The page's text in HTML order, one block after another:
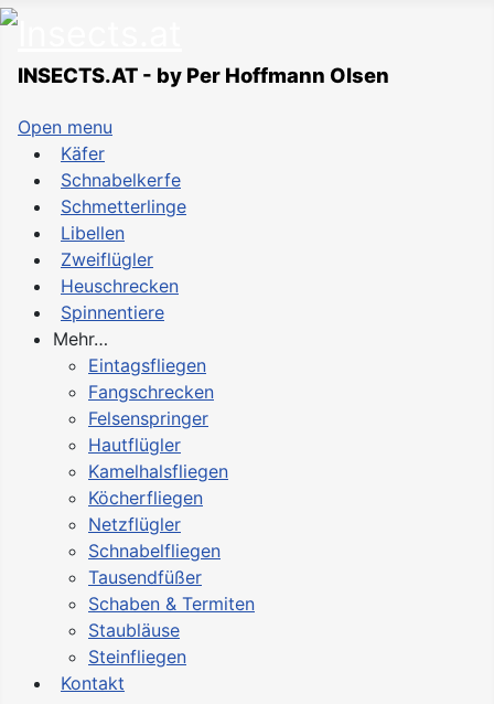
INSECTS.AT - by Per Hoffmann Olsen
Open menu
Käfer
Schnabelkerfe
Schmetterlinge
Libellen
Zweiflügler
Heuschrecken
Spinnentiere
Mehr…
Eintagsfliegen
Fangschrecken
Felsenspringer
Hautflügler
Kamelhalsfliegen
Köcherfliegen
Netzflügler
Schnabelfliegen
Tausendfüßer
Schaben & Termiten
Staubläuse
Steinfliegen
Kontakt